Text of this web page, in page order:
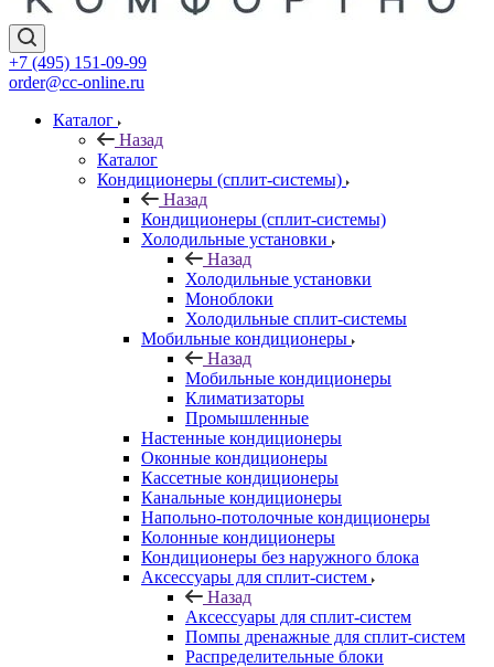
+7 (495) 151-09-99
order@cc-online.ru
Каталог
Назад
Каталог
Кондиционеры (сплит-системы)
Назад
Кондиционеры (сплит-системы)
Холодильные установки
Назад
Холодильные установки
Моноблоки
Холодильные сплит-системы
Мобильные кондиционеры
Назад
Мобильные кондиционеры
Климатизаторы
Промышленные
Настенные кондиционеры
Оконные кондиционеры
Кассетные кондиционеры
Канальные кондиционеры
Напольно-потолочные кондиционеры
Колонные кондиционеры
Кондиционеры без наружного блока
Аксессуары для сплит-систем
Назад
Аксессуары для сплит-систем
Помпы дренажные для сплит-систем
Распределительные блоки